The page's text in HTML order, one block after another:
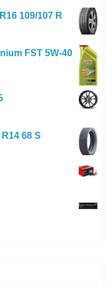
109/107 R
FST 5W-40
68 S